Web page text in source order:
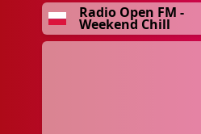
Radio Open FM -
Weekend Chill